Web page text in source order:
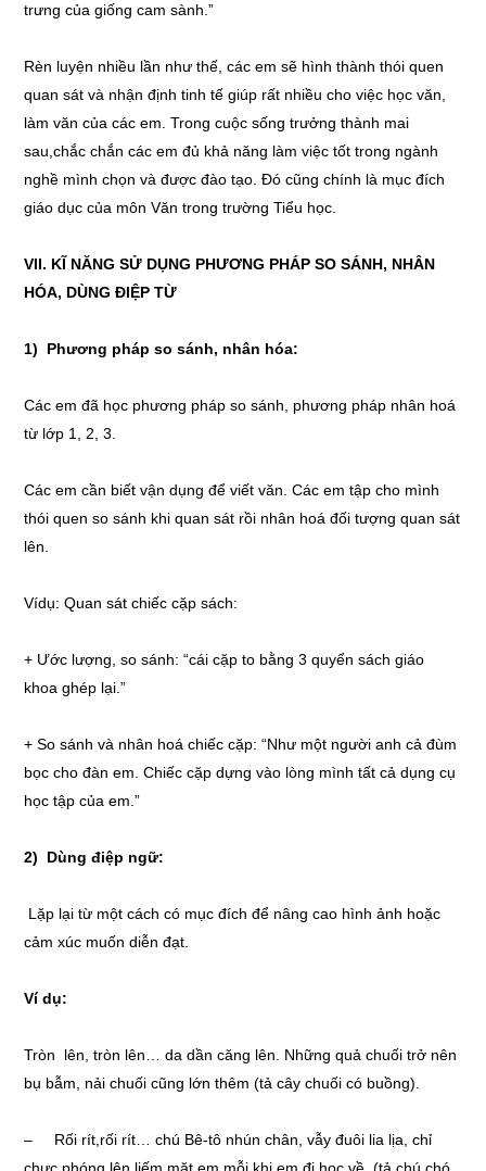
trưng của giống cam sành.”
Rèn luyện nhiều lần như thế, các em sẽ hình thành thói quen
quan sát và nhận định tinh tế giúp rất nhiều cho việc học văn,
làm văn của các em. Trong cuộc sống trưởng thành mai
sau,chắc chắn các em đủ khả năng làm việc tốt trong ngành
nghề mình chọn và được đào tạo. Đó cũng chính là mục đích
giáo dục của môn Văn trong trường Tiểu học.
VII. KĨ NĂNG SỬ DỤNG PHƯƠNG PHÁP SO SÁNH, NHÂN
HÓA, DÙNG ĐIỆP TỪ
1) Phương pháp so sánh, nhân hóa:
Các em đã học phương pháp so sánh, phương pháp nhân hoá
từ lớp 1, 2, 3.
Các em cần biết vận dụng để viết văn. Các em tập cho mình
thói quen so sánh khi quan sát rồi nhân hoá đối tượng quan sát
lên.
Vídụ: Quan sát chiếc cặp sách:
+ Ước lượng, so sánh: “cái cặp to bằng 3 quyển sách giáo
khoa ghép lại.”
+ So sánh và nhân hoá chiếc cặp: “Như một người anh cả đùm
bọc cho đàn em. Chiếc cặp dựng vào lòng mình tất cả dụng cụ
học tập của em.”
2) Dùng điệp ngữ:
Lặp lại từ một cách có mục đích để nâng cao hình ảnh hoặc
cảm xúc muốn diễn đạt.
Ví dụ:
Tròn lên, tròn lên… da dần căng lên. Những quả chuối trở nên
bụ bẫm, nải chuối cũng lớn thêm (tả cây chuối có buồng).
– Rối rít,rối rít… chú Bê-tô nhún chân, vẫy đuôi lia lịa, chỉ